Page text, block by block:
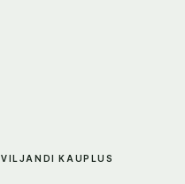
VILJANDI KAUPLUS